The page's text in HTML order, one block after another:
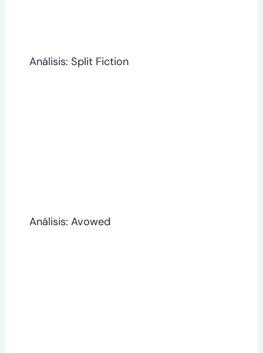
Análisis: Split Fiction
Análisis: Avowed